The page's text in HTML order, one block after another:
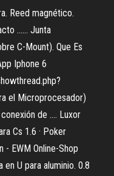
Reed magnético.
...... Junta
C-Mount). Que Es
Iphone 6
el Microprocesador)
de .... Luxor
Cs 1.6 · Poker
- EWM Online-Shop
U para aluminio. 0.8